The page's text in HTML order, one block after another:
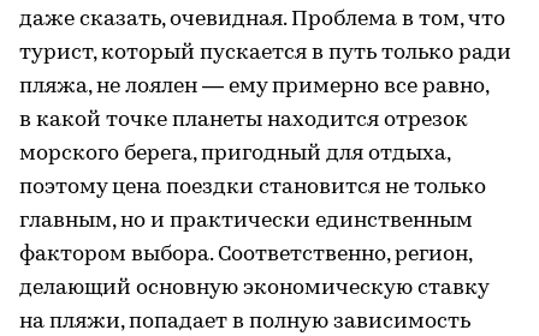
даже сказать, очевидная. Проблема в том, что
турист, который пускается в путь только ради
пляжа, не лоялен — ему примерно все равно,
в какой точке планеты находится отрезок
морского берега, пригодный для отдыха,
поэтому цена поездки становится не только
главным, но и практически единственным
фактором выбора. Соответственно, регион,
делающий основную экономическую ставку
на пляжи, попадает в полную зависимость